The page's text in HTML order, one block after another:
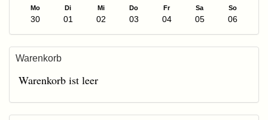
Mo Di Mi Do Fr Sa So
30 01 02 03 04 05 06
Warenkorb
Warenkorb ist leer